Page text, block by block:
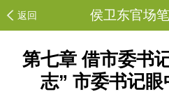
返回 侯卫东官场
第七章 借市委书
志” 市委书记眼